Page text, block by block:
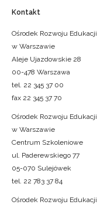
Kontakt
Ośrodek Rozwoju Edukacji
w Warszawie
Aleje Ujazdowskie 28
00-478 Warszawa
tel. 22 345 37 00
fax 22 345 37 70
Ośrodek Rozwoju Edukacji
w Warszawie
Centrum Szkoleniowe
ul. Paderewskiego 77
05-070 Sulejówek
tel. 22 783 37 84
Ośrodek Rozwoju Edukacji